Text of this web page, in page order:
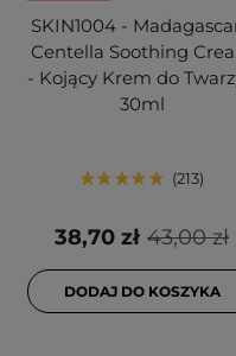
SKIN1004 -
Centella Soothing
- Kojący Krem do
30ml
213
43,00 zł
38,70 zł
DODAJ DO KOSZYKA